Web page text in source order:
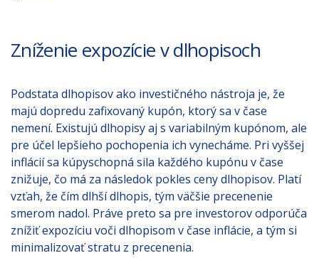
Zníženie expozície v dlhopisoch
Podstata dlhopisov ako investičného nástroja je, že
majú dopredu zafixovaný kupón, ktorý sa v čase
nemení. Existujú dlhopisy aj s variabilným kupónom, ale
pre účel lepšieho pochopenia ich vynecháme. Pri vyššej
inflácií sa kúpyschopná sila každého kupónu v čase
znižuje, čo má za následok pokles ceny dlhopisov. Platí
vzťah, že čím dlhší dlhopis, tým väčšie precenenie
smerom nadol. Práve preto sa pre investorov odporúča
znížiť expozíciu voči dlhopisom v čase inflácie, a tým si
minimalizovať stratu z precenenia.